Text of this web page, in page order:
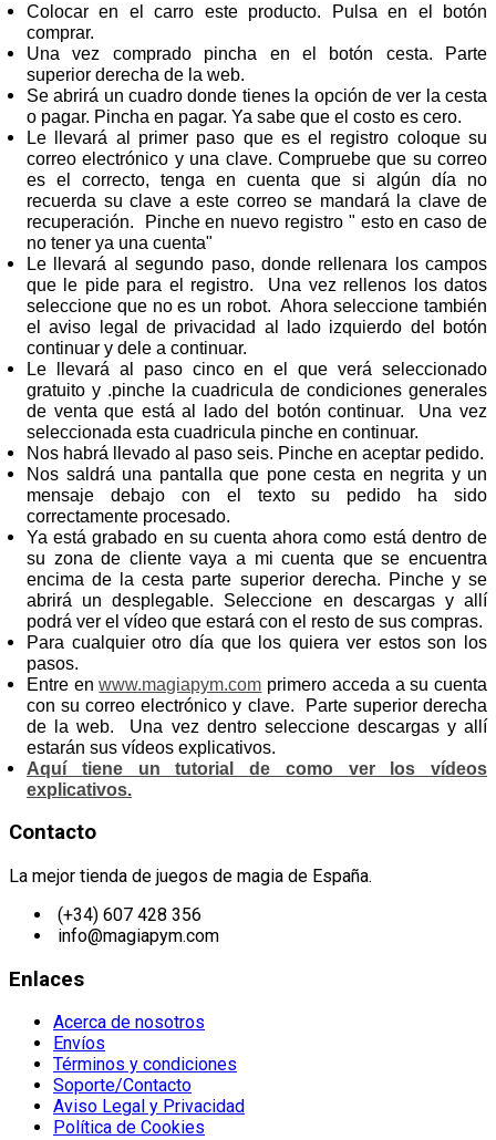
Colocar en el carro este producto. Pulsa en el botón
comprar.
Una vez comprado pincha en el botón cesta. Parte
superior derecha de la web.
Se abrirá un cuadro donde tienes la opción de ver la cesta
o pagar. Pincha en pagar. Ya sabe que el costo es cero.
Le llevará al primer paso que es el registro coloque su
correo electrónico y una clave. Compruebe que su correo
es el correcto, tenga en cuenta que si algún día no
recuerda su clave a este correo se mandará la clave de
recuperación. Pinche en nuevo registro " esto en caso de
no tener ya una cuenta"
Le llevará al segundo paso, donde rellenara los campos
que le pide para el registro. Una vez rellenos los datos
seleccione que no es un robot. Ahora seleccione también
el aviso legal de privacidad al lado izquierdo del botón
continuar y dele a continuar.
Le llevará al paso cinco en el que verá seleccionado
gratuito y .pinche la cuadricula de condiciones generales
de venta que está al lado del botón continuar. Una vez
seleccionada esta cuadricula pinche en continuar.
Nos habrá llevado al paso seis. Pinche en aceptar pedido.
Nos saldrá una pantalla que pone cesta en negrita y un
mensaje debajo con el texto su pedido ha sido
correctamente procesado.
Ya está grabado en su cuenta ahora como está dentro de
su zona de cliente vaya a mi cuenta que se encuentra
encima de la cesta parte superior derecha. Pinche y se
abrirá un desplegable. Seleccione en descargas y allí
podrá ver el vídeo que estará con el resto de sus compras.
Para cualquier otro día que los quiera ver estos son los
pasos.
Entre enwww.magiapym.com primero acceda a su cuenta
con su correo electrónico y clave. Parte superior derecha
de la web. Una vez dentro seleccione descargas y allí
estarán sus vídeos explicativos.
Aquí tiene un tutorial de como ver los vídeos
explicativos.
Contacto
La mejor tienda de juegos de magia de España.
(+34) 607 428 356
info@magiapym.com
Enlaces
Acerca de nosotros
Envíos
Términos y condiciones
Soporte/Contacto
Aviso Legal y Privacidad
Política de Cookies